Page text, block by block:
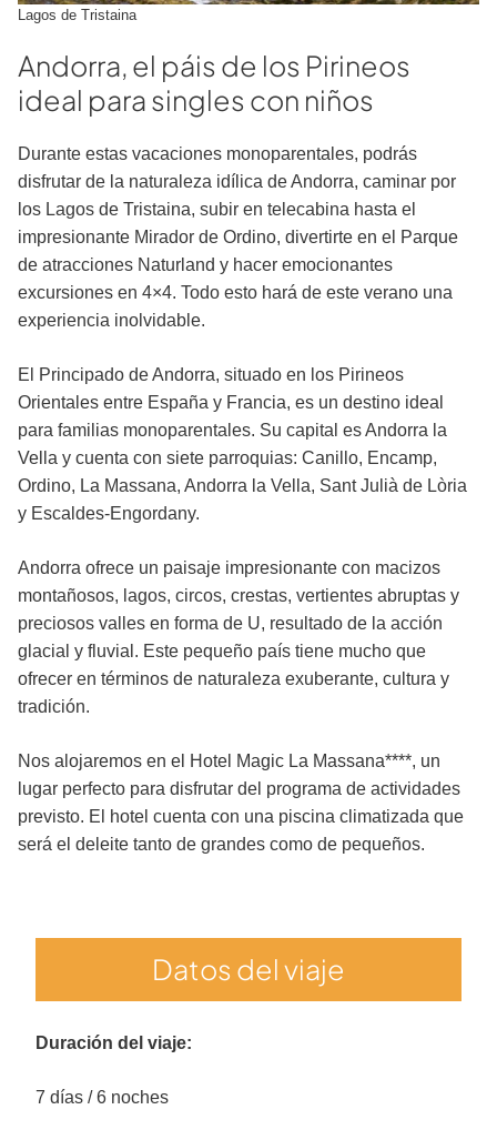
Lagos de Tristaina
Andorra, el páis de los Pirineos
ideal para singles con niños
Durante estas vacaciones monoparentales, podrás
disfrutar de la naturaleza idílica de Andorra, caminar por
los Lagos de Tristaina, subir en telecabina hasta el
impresionante Mirador de Ordino, divertirte en el Parque
de atracciones Naturland y hacer emocionantes
excursiones en 4×4. Todo esto hará de este verano una
experiencia inolvidable.
El Principado de Andorra, situado en los Pirineos
Orientales entre España y Francia, es un destino ideal
para familias monoparentales. Su capital es Andorra la
Vella y cuenta con siete parroquias: Canillo, Encamp,
Ordino, La Massana, Andorra la Vella, Sant Julià de Lòria
y Escaldes-Engordany.
Andorra ofrece un paisaje impresionante con macizos
montañosos, lagos, circos, crestas, vertientes abruptas y
preciosos valles en forma de U, resultado de la acción
glacial y fluvial. Este pequeño país tiene mucho que
ofrecer en términos de naturaleza exuberante, cultura y
tradición.
Nos alojaremos en el Hotel Magic La Massana****, un
lugar perfecto para disfrutar del programa de actividades
previsto. El hotel cuenta con una piscina climatizada que
será el deleite tanto de grandes como de pequeños.
Datos del viaje
Duración del viaje:
7 días / 6 noches